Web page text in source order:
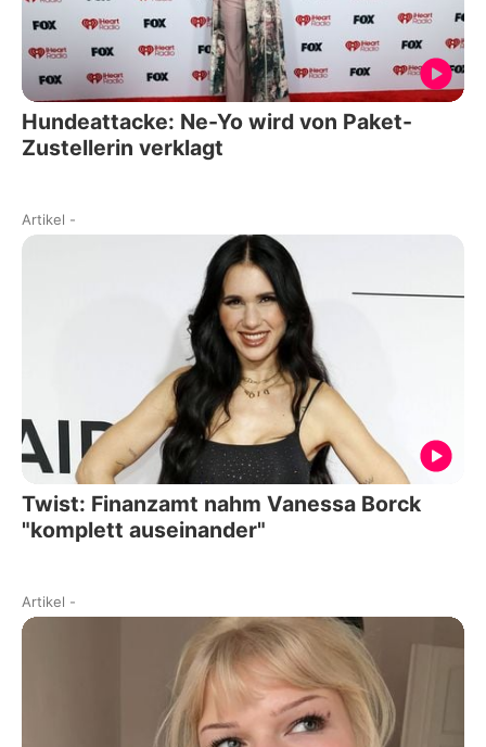
Hundeattacke: Ne-Yo wird von Paket-
Zustellerin verklagt
Artikel -
Twist: Finanzamt nahm Vanessa Borck
"komplett auseinander"
Artikel -